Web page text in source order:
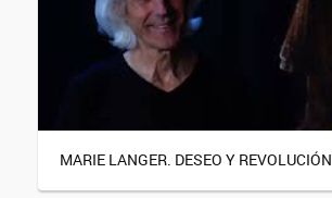
MARIE LANGER. DESEO Y REVOLUCIÓN